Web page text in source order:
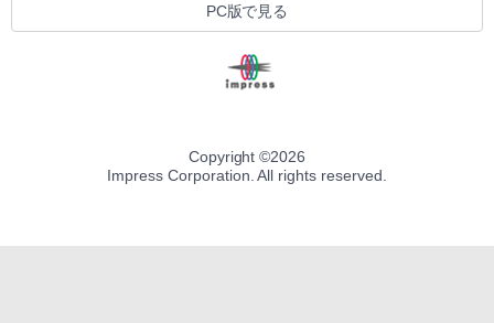
PC版で見る
Copyright ©2026
Impress Corporation. All rights reserved.